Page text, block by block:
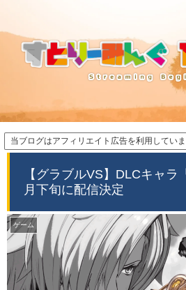
当ブログはアフィリエイト広告を利用してい
【グラブルVS】DLCキャラ
月下旬に配信決定
ゲーム